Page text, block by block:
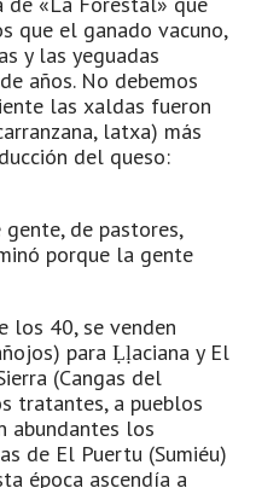
que el ganado vacuno,
y las yeguadas
años. No debemos
las xaldas fueron
latxa) más
del queso:
de pastores,
porque la gente
los 40, se venden
para Ḷḷaciana y El
(Cangas del
tratantes, a pueblos
abundantes los
de El Puertu (Sumiéu)
época ascendía a